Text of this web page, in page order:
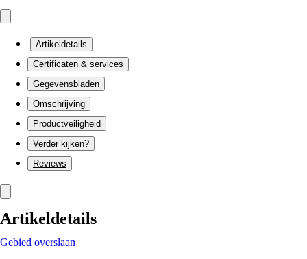
Artikeldetails
Certificaten & services
Gegevensbladen
Omschrijving
Productveiligheid
Verder kijken?
Reviews
Artikeldetails
Gebied overslaan